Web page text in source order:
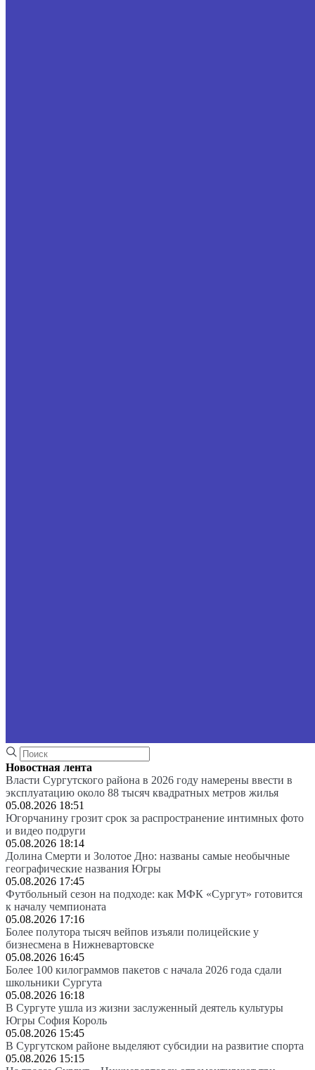
Новостная лента
Власти Сургутского района в 2026 году намерены ввести в
эксплуатацию около 88 тысяч квадратных метров жилья
05.08.2026 18:51
Югорчанину грозит срок за распространение интимных фото
и видео подруги
05.08.2026 18:14
Долина Смерти и Золотое Дно: названы самые необычные
географические названия Югры
05.08.2026 17:45
Футбольный сезон на подходе: как МФК «Сургут» готовится
к началу чемпионата
05.08.2026 17:16
Более полутора тысяч вейпов изъяли полицейские у
бизнесмена в Нижневартовске
05.08.2026 16:45
Более 100 килограммов пакетов с начала 2026 года сдали
школьники Сургута
05.08.2026 16:18
В Сургуте ушла из жизни заслуженный деятель культуры
Югры София Король
05.08.2026 15:45
В Сургутском районе выделяют субсидии на развитие спорта
05.08.2026 15:15